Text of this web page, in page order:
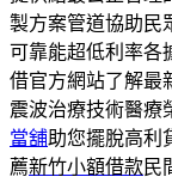
製方案管道協助民
可靠能超低利率各
借官方網站了解最
震波治療技術醫療
當舖助您擺脫高利
薦新竹小額借款民